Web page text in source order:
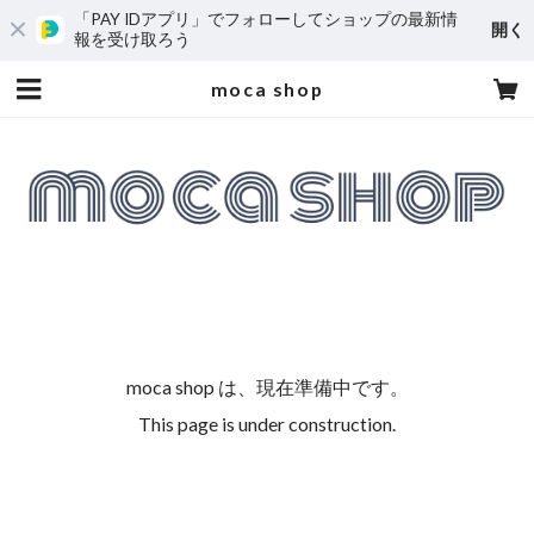
「PAY IDアプリ」でフォローしてショップの最新情
報を受け取ろう
開く
moca shop
moca shop は、現在準備中です。
This page is under construction.